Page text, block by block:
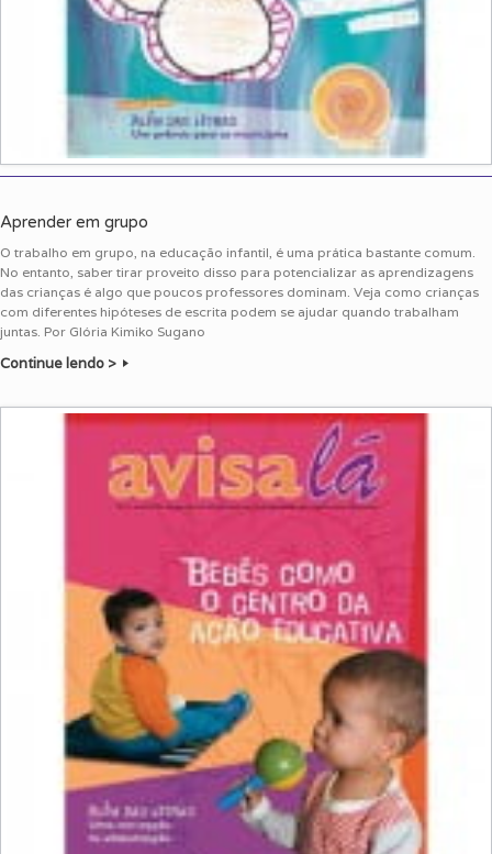
Aprender em grupo
O trabalho em grupo, na educação infantil, é uma prática bastante comum.
No entanto, saber tirar proveito disso para potencializar as aprendizagens
das crianças é algo que poucos professores dominam. Veja como crianças
com diferentes hipóteses de escrita podem se ajudar quando trabalham
juntas. Por Glória Kimiko Sugano
Continue lendo >